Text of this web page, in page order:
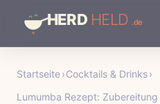
Startseite›Cocktails & Drinks›
Lumumba Rezept: